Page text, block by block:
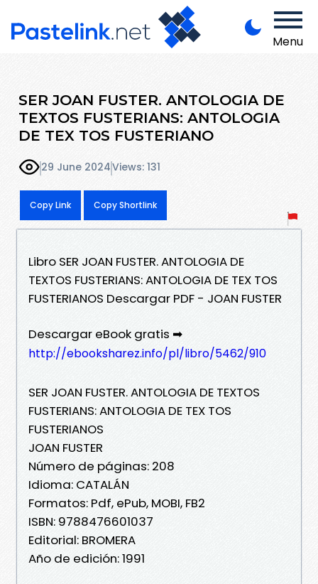
Menu
SER JOAN FUSTER. ANTOLOGIA DE
TEXTOS FUSTERIANS: ANTOLOGIA
DE TEX TOS FUSTERIANO
29 June 2024Views: 131
Copy Link Copy Shortlink
Libro SER JOAN FUSTER. ANTOLOGIA DE
TEXTOS FUSTERIANS: ANTOLOGIA DE TEX TOS
FUSTERIANOS Descargar PDF - JOAN FUSTER
Descargar eBook gratis ➡
http://ebooksharez.info/pl/libro/5462/910
SER JOAN FUSTER. ANTOLOGIA DE TEXTOS
FUSTERIANS: ANTOLOGIA DE TEX TOS
FUSTERIANOS
JOAN FUSTER
Número de páginas: 208
Idioma: CATALÁN
Formatos: Pdf, ePub, MOBI, FB2
ISBN: 9788476601037
Editorial: BROMERA
Año de edición: 1991